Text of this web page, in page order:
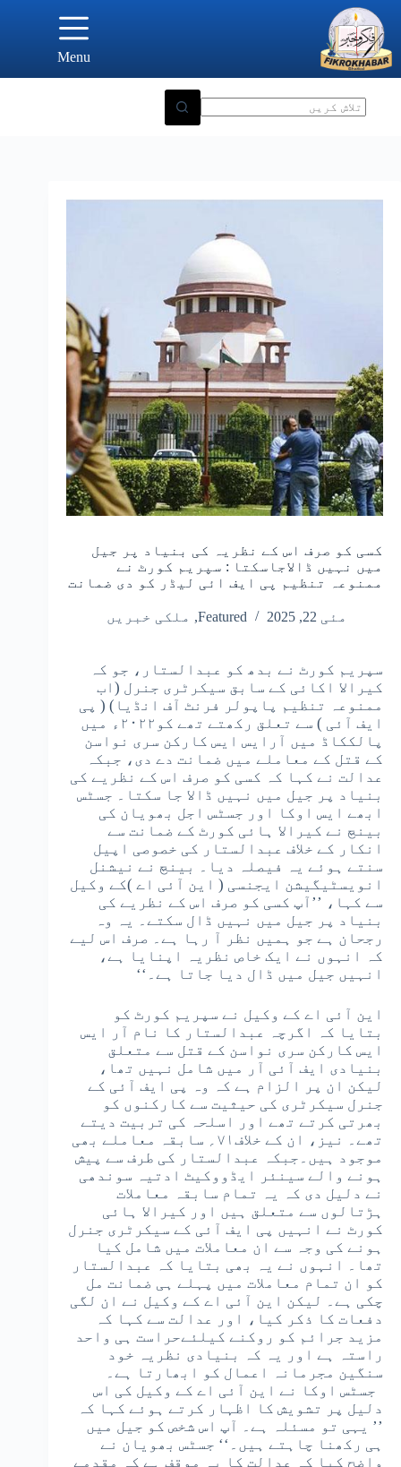
content
Menu
کسی کو صرف اس کے نظریہ کی بنیاد پر جیل
میں نہیں ڈالاجاسکتا : سپریم کورٹ نے
ممنوعہ تنظیم پی ایف ائی لیڈر کو دی ضمانت
مئی 22, 2025 Featured
, ملکی خبریں
سپریم کورٹ نے بدھ کو عبدالستار، جو کہ
کیرالا اکائی کے سابق سیکرٹری جنرل (اب
ممنوعہ تنظیم پاپولر فرنٹ آف انڈیا) ( پی
ایف آئی ) سے تعلق رکھتے تھے کو۲۰۲۲ء میں
پالککاڈ میں آرایس ایس کارکن سری نواسن
کے قتل کے معاملے میں ضمانت دے دی، جبکہ
عدالت نے کہا کہ کسی کو صرف اس کے نظریے کی
بنیاد پر جیل میں نہیں ڈالا جا سکتا۔ جسٹس
ابھے ایس اوکا اور جسٹس اجل بھویان کی
بینچ نے کیرالا ہائی کورٹ کے ضمانت سے
انکار کے خلاف عبدالستار کی خصوصی اپیل
سنتے ہوئے یہ فیصلہ دیا۔ بینچ نے نیشنل
انویسٹیگیشن ایجنسی ( این آئی اے )کے وکیل
سے کہا، ’’آپ کسی کو صرف اس کے نظریے کی
بنیاد پر جیل میں نہیں ڈال سکتے۔ یہ وہ
رجحان ہے جو ہمیں نظر آ رہا ہے۔ صرف اس لیے
کہ انہوں نے ایک خاص نظریہ اپنایا ہے،
انہیں جیل میں ڈال دیا جاتا ہے۔‘‘
این آئی اے کے وکیل نے سپریم کورٹ کو
بتایا کہ اگرچہ عبدالستار کا نام آر ایس
ایس کارکن سری نواسن کے قتل سے متعلق
بنیادی ایف آئی آر میں شامل نہیں تھا،
لیکن ان پر الزام ہے کہ وہ پی ایف آئی کے
جنرل سیکرٹری کی حیثیت سے کارکنوں کو
بھرتی کرتے تھے اور اسلحہ کی تربیت دیتے
تھے۔ نیز، ان کے خلاف۷۱؍ سابقہ معاملے بھی
موجود ہیں۔جبکہ عبدالستار کی طرف سے پیش
ہونے والے سینئر ایڈووکیٹ ادتیہ سوندھی
نے دلیل دی کہ یہ تمام سابقہ معاملات
ہڑتالوں سے متعلق ہیں اور کیرالا ہائی
کورٹ نے انہیں پی ایف آئی کے سیکرٹری جنرل
ہونے کی وجہ سے ان معاملات میں شامل کیا
تھا۔ انہوں نے یہ بھی بتایا کہ عبدالستار
کو ان تمام معاملات میں پہلے ہی ضمانت مل
چکی ہے۔ لیکن این آئی اے کے وکیل نے ان لگی
دفعات کا ذکر کیا، اور عدالت سے کہا کہ
مزید جرائم کو روکنے کیلئےحراست ہی واحد
راستہ ہے اور یہ کہ بنیادی نظریہ خود
سنگین مجرمانہ اعمال کو ابھارتا ہے۔
جسٹس اوکا نے این آئی اے کے وکیل کی اس
دلیل پر تشویش کا اظہار کرتے ہوئے کہا کہ
’’ یہی تو مسئلہ ہے۔ آپ اس شخص کو جیل میں
ہی رکھنا چاہتے ہیں۔‘‘ جسٹس بھویان نے
واضح کیا کہ عدالت کا یہ موقف ہے کہ مقدمے